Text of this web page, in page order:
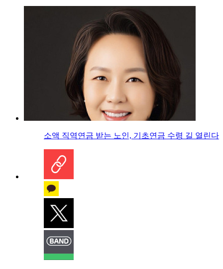
소액 직역연금 받는 노인, 기초연금 수령 길 열린다